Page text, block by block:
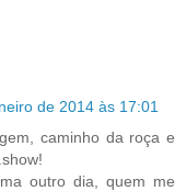
de 2014 às 17:01
caminho da roça e
outro dia, quem me